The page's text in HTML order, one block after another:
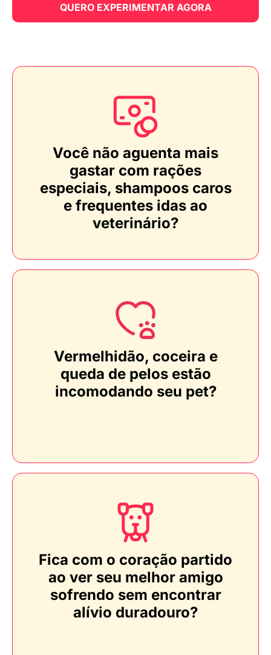
QUERO EXPERIMENTAR AGORA
Você não aguenta mais
gastar com rações
especiais, shampoos caros
e frequentes idas ao
veterinário?
Vermelhidão, coceira e
queda de pelos estão
incomodando seu pet?
Fica com o coração partido
ao ver seu melhor amigo
sofrendo sem encontrar
alívio duradouro?